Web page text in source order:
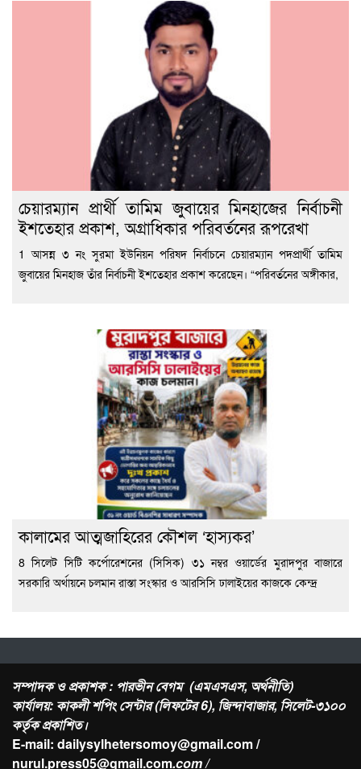
চেয়ারম্যান প্রার্থী তামিম জুবায়ের মিনহাজের নির্বাচনী
ইশতেহার প্রকাশ, অগ্রাধিকার পরিবর্তনের রূপরেখা
1 আসন্ন ৩ নং সুরমা ইউনিয়ন পরিষদ নির্বাচনে চেয়ারম্যান পদপ্রার্থী তামিম
জুবায়ের মিনহাজ তাঁর নির্বাচনী ইশতেহার প্রকাশ করেছেন। “পরিবর্তনের অঙ্গীকার,
কালামের আত্মজাহিরের কৌশল ‘হাস্যকর’
8 সিলেট সিটি কর্পোরেশনের (সিসিক) ৩১ নম্বর ওয়ার্ডের মুরাদপুর বাজারে
সরকারি অর্থায়নে চলমান রাস্তা সংস্কার ও আরসিসি ঢালাইয়ের কাজকে কেন্দ্র
সম্পাদক ও প্রকাশক : পারভীন বেগম (এমএসএস, অর্থনীতি)
কার্যালয়: কাকলী শপিং সেন্টার (লিফটের 6), জিন্দাবাজার, সিলেট-৩১০০
কর্তৃক প্রকাশিত।
E-mail: dailysylhetersomoy@gmail.com /
nurul.press05@gmail.com.com /